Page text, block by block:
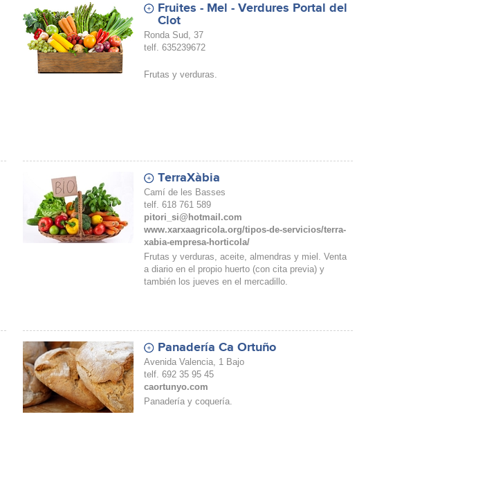
Fruites - Mel - Verdures Portal del
Clot
Ronda Sud, 37
telf. 635239672
Frutas y verduras.
TerraXàbia
Camí de les Basses
telf. 618 761 589
pitori_si@hotmail.com
www.xarxaagricola.org/tipos-de-servicios/terra-
xabia-empresa-horticola/
Frutas y verduras, aceite, almendras y miel. Venta
a diario en el propio huerto (con cita previa) y
también los jueves en el mercadillo.
Panadería Ca Ortuño
Avenida Valencia, 1 Bajo
telf. 692 35 95 45
caortunyo.com
Panadería y coquería.